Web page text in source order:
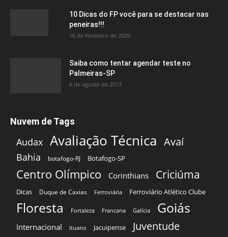
10 Dicas do FP você para se destacar nas
peneiras!!!
16 de fevereiro de 2020
Saiba como tentar agendar teste no
Palmeiras-SP
6 de agosto de 2013
Nuvem de Tags
Audax Avaliação Técnica Avaí
Bahia botafogo-RJ Botafogo-SP
Centro Olímpico Corinthians Criciúma
Dicas Duque de Caxias Ferroviária Ferroviário Atlético Clube
Floresta Fortaleza Francana Galícia Goiás
Internacional Ituano Jacuipense Juventude